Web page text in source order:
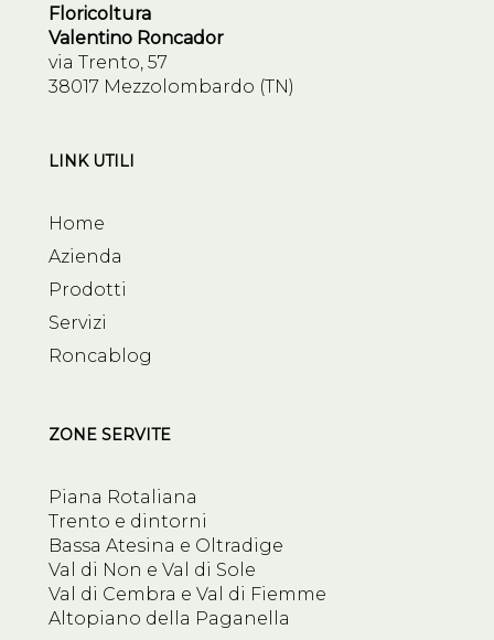
Floricoltura
Valentino Roncador
via Trento, 57
38017 Mezzolombardo (TN)
LINK UTILI
Home
Azienda
Prodotti
Servizi
Roncablog
ZONE SERVITE
Piana Rotaliana
Trento e dintorni
Bassa Atesina e Oltradige
Val di Non e Val di Sole
Val di Cembra e Val di Fiemme
Altopiano della Paganella